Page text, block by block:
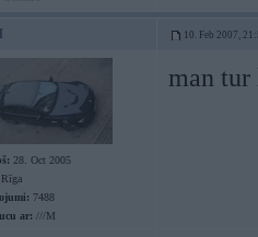
10. Feb 2007,
28. Oct 2005
Rīga
7488
ar: ///M
man